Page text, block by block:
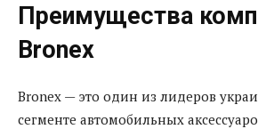
Преимущества
Bronex
Bronex — это один из лидеров
сегменте автомобильных